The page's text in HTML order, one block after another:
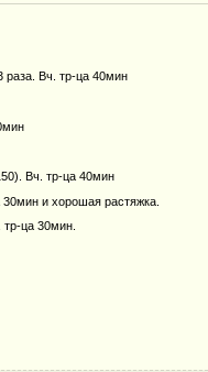
Вч. тр-ца 40мин
Вч. тр-ца 40мин
и хорошая растяжка.
ца 30мин.